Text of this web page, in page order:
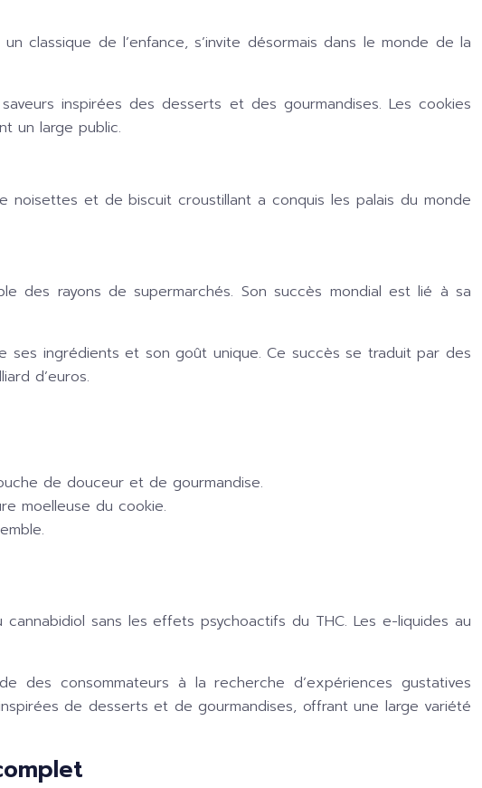
classique de l’enfance, s’invite désormais dans le monde de la
inspirées des desserts et des gourmandises. Les cookies
un large public.
noisettes et de biscuit croustillant a conquis les palais du monde
des rayons de supermarchés. Son succès mondial est lié à sa
ingrédients et son goût unique. Ce succès se traduit par des
d’euros.
de douceur et de gourmandise.
moelleuse du cookie.
sans les effets psychoactifs du THC. Les e-liquides au
des consommateurs à la recherche d’expériences gustatives
de desserts et de gourmandises, offrant une large variété